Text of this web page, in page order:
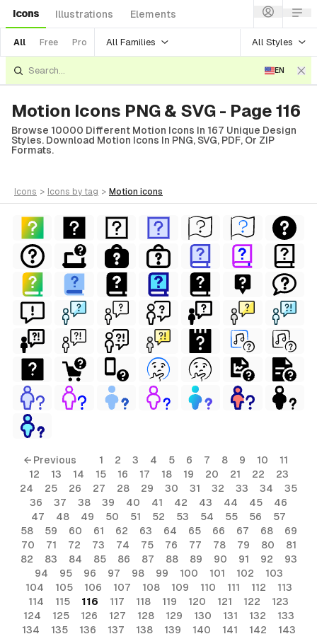
Icons Illustrations Elements
All Free Pro All Families All Styles
EN
Motion Icons PNG & SVG - Page 116
Browse 10000 Different Motion Icons In 167 Unique Design
Styles. Download Motion Icons In PNG, SVG, PDF, Or ZIP
Formats.
icons > icons by tag > motion icons
← Previous 1 2 3 4 5 6 7 8 9 10
11
12
13 14 15 16 17 18 19 20 21 22
23
24
25 26 27 28 29 30 31 32 33 34
35
36
37 38 39 40 41 42 43 44 45
46
47
48 49 50 51 52 53 54 55 56
57
58
59 60 61 62 63 64 65 66 67 68
69
70
71 72 73 74 75 76 77 78 79 80
81
82
83 84 85 86 87 88 89 90 91 92
93
94
95 96 97 98 99 100 101 102
103
104
105 106 107 108 109 110 111 112
113
114
115 116 117 118 119 120 121 122
123
124
125 126 127 128 129 130 131 132
133
134
135 136 137 138 139 140 141 142 143